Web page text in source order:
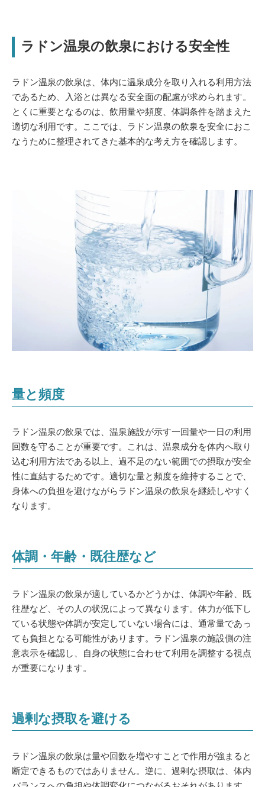
ラドン温泉の飲泉における安全性
ラドン温泉の飲泉は、体内に温泉成分を取り入れる利用方法
であるため、入浴とは異なる安全面の配慮が求められます。
とくに重要となるのは、飲用量や頻度、体調条件を踏まえた
適切な利用です。ここでは、ラドン温泉の飲泉を安全におこ
なうために整理されてきた基本的な考え方を確認します。
量と頻度
ラドン温泉の飲泉では、温泉施設が示す一回量や一日の利用
回数を守ることが重要です。これは、温泉成分を体内へ取り
込む利用方法である以上、過不足のない範囲での摂取が安全
性に直結するためです。適切な量と頻度を維持することで、
身体への負担を避けながらラドン温泉の飲泉を継続しやすく
なります。
体調・年齢・既往歴など
ラドン温泉の飲泉が適しているかどうかは、体調や年齢、既
往歴など、その人の状況によって異なります。体力が低下し
ている状態や体調が安定していない場合には、通常量であっ
ても負担となる可能性があります。ラドン温泉の施設側の注
意表示を確認し、自身の状態に合わせて利用を調整する視点
が重要になります。
過剰な摂取を避ける
ラドン温泉の飲泉は量や回数を増やすことで作用が強まると
断定できるものではありません。逆に、過剰な摂取は、体内